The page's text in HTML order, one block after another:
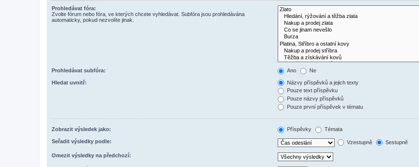
Prohledávat fóra:
Zvolte fórum nebo fóra, ve kterých chcete vyhledávat. Subfóra jsou prohledávána
automaticky, pokud nezvolíte jinak.
Prohledávat subfóra: Ano Ne
Hledat uvnitř:
Názvy příspěvků a jejich texty
Pouze text příspěvku
Pouze názvy příspěvků
Pouze první příspěvek v tématu
Zobrazit výsledek jako: Příspěvky Témata
Seřadit výsledky podle: Vzestupně Sestupně
Omezit výsledky na předchozí: